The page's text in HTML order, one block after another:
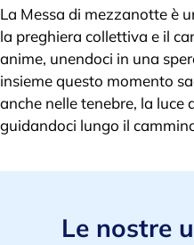
La Messa di mezzanotte è
la preghiera collettiva e il
anime, unendoci in una
insieme questo momento
anche nelle tenebre, la luce
guidandoci lungo il
Le nostre